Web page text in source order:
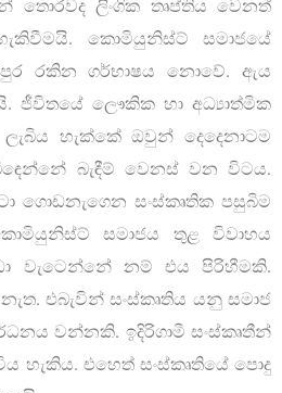
තොරවද ලිංගික තෘප්තිය වෙනත්
කොමියුනිස්ට් සමාජයේ
රකින ගර්භාෂය නොවේ. ඇය
ජීවිතයේ ලෞකික හා අධ්‍යාත්මික
හැක්කේ ඔවුන් දෙදෙනාටම
බැඳීම් වෙනස් වන විටය.
ගොඩනැගෙන සංස්කෘතික පසුබිම
සමාජය තුළ විවාහය
වැටෙන්නේ නම් එය පිරිහීමකි.
එබැවින් සංස්කෘතිය යනු සමාජ
වන්නකි. ඉදිරිගාමී සංස්කෘතීන්
හැකිය. එහෙත් සංස්කෘතියේ පොදු